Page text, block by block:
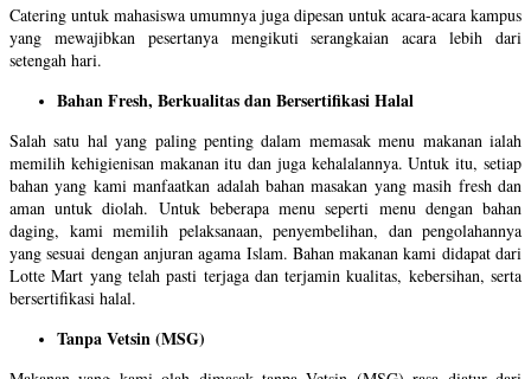
Catering untuk mahasiswa umumnya juga dipesan untuk acara-acara kampus
yang mewajibkan pesertanya mengikuti serangkaian acara lebih dari
setengah hari.
Bahan Fresh, Berkualitas dan Bersertifikasi Halal
Salah satu hal yang paling penting dalam memasak menu makanan ialah
memilih kehigienisan makanan itu dan juga kehalalannya. Untuk itu, setiap
bahan yang kami manfaatkan adalah bahan masakan yang masih fresh dan
aman untuk diolah. Untuk beberapa menu seperti menu dengan bahan
daging, kami memilih pelaksanaan, penyembelihan, dan pengolahannya
yang sesuai dengan anjuran agama Islam. Bahan makanan kami didapat dari
Lotte Mart yang telah pasti terjaga dan terjamin kualitas, kebersihan, serta
bersertifikasi halal.
Tanpa Vetsin (MSG)